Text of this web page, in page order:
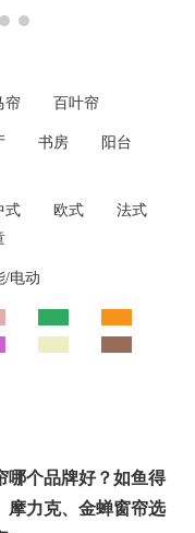
帘 百叶帘
书房
阳台
式 欧式
法式
/电动
哪个品牌好？如鱼得
摩力克、金蝉窗帘选